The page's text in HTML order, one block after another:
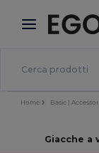
× App
Prezzi
Home Basic | Accessori
Giacche a